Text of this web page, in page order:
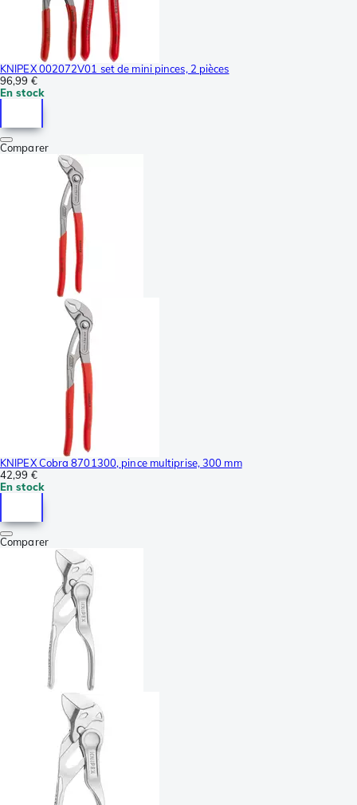
KNIPEX 002072V01 set de mini pinces, 2 pièces
96,99 €
En stock
Comparer
KNIPEX Cobra 8701300, pince multiprise, 300 mm
42,99 €
En stock
Comparer